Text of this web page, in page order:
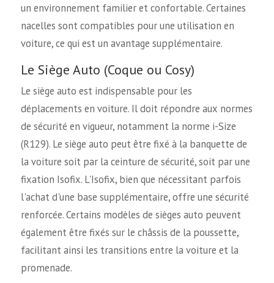
un environnement familier et confortable. Certaines
nacelles sont compatibles pour une utilisation en
voiture, ce qui est un avantage supplémentaire.
Le Siège Auto (Coque ou Cosy)
Le siège auto est indispensable pour les
déplacements en voiture. Il doit répondre aux normes
de sécurité en vigueur, notamment la norme i-Size
(R129). Le siège auto peut être fixé à la banquette de
la voiture soit par la ceinture de sécurité, soit par une
fixation Isofix. L'Isofix, bien que nécessitant parfois
l'achat d'une base supplémentaire, offre une sécurité
renforcée. Certains modèles de sièges auto peuvent
également être fixés sur le châssis de la poussette,
facilitant ainsi les transitions entre la voiture et la
promenade.